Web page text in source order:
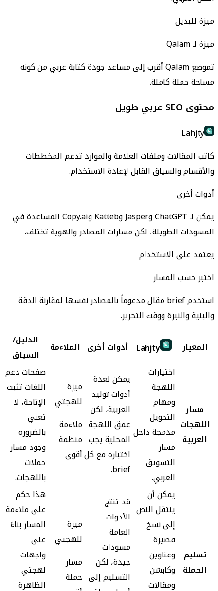
ميزة للبديل
ميزة لـ Qalam
تموضع Qalam أقرب إلى مساعد جودة كتابة عربي من كونه
مساحة حملة كاملة.
محتوى SEO عربي طويل
Lahjty
كاتب المقالات وملفات العلامة والموارد تدعم المخططات
والأقسام والسياق القابل لإعادة الاستخدام.
أدوات أخرى
يمكن لـ ChatGPT وJasper وKatteb وCopy.ai المساعدة في
المسودات الطويلة، لكن مسارات المصادر والهوية تختلف.
يعتمد على الاستخدام
اختبر حسب المسار
استخدم brief مقال مدعوماً بالمصادر نفسها لمقارنة الدقة
والبنية والنبرة ووقت التحرير.
المعيار Lahjty أدوات أخرى الملاءمة
الدليل/
السياق
مسار
اللهجات
العربية
اختيارات
اللهجة
ومهام
التحويل
مدمجة داخل
مسار
التسويق
العربي.
يمكن لعدة
أدوات توليد
العربية، لكن
عمق اللهجة
المحلية يجب
اختباره مع كل
brief.
ميزة
للهجتي
ملاءمة
منظمة
أقوى
صفحات دعم
اللغات تثبت
الإتاحة، لا
تعني
بالضرورة
وجود مسار
حملات
باللهجات.
تسليم
الحملة
يمكن أن
ينتقل النص
إلى نسخ
قصيرة
وعناوين
وكابشن
ومقالات
قد تنتج
الأدوات
العامة
مسودات
جيدة، لكن
التسليم إلى
ميزة
للهجتي
مسار
حملة
هذا حكم
على ملاءمة
المسار بناءً
على
واجهات
لهجتي
الظاهرة